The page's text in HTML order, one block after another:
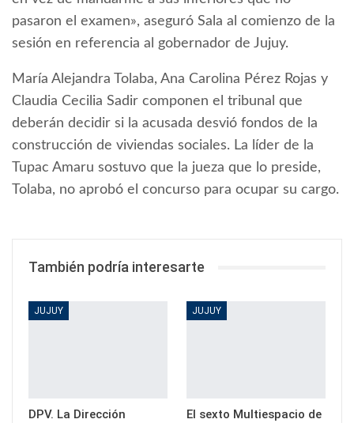
pasaron el examen», aseguró Sala al comienzo de la
sesión en referencia al gobernador de Jujuy.
María Alejandra Tolaba, Ana Carolina Pérez Rojas y
Claudia Cecilia Sadir componen el tribunal que
deberán decidir si la acusada desvió fondos de la
construcción de viviendas sociales. La líder de la
Tupac Amaru sostuvo que la jueza que lo preside,
Tolaba, no aprobó el concurso para ocupar su cargo.
También podría interesarte
JUJUY
DPV. La Dirección
JUJUY
El sexto Multiespacio de